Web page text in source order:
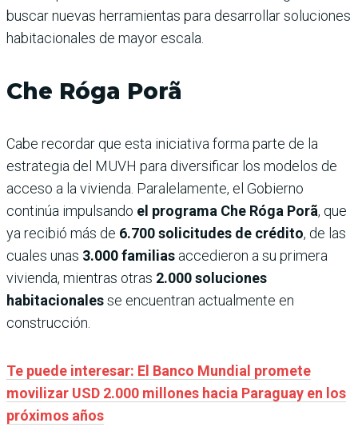
buscar nuevas herramientas para desarrollar soluciones
habitacionales de mayor escala.
Che Róga Porã
Cabe recordar que esta iniciativa forma parte de la
estrategia del MUVH para diversificar los modelos de
acceso a la vivienda. Paralelamente, el Gobierno
continúa impulsando el programa Che Róga Porã, que
ya recibió más de 6.700 solicitudes de crédito, de las
cuales unas 3.000 familias accedieron a su primera
vivienda, mientras otras 2.000 soluciones
habitacionalesse encuentran actualmente en
construcción.
Te puede interesar: El Banco Mundial promete
movilizar USD 2.000 millones hacia Paraguay en los
próximos años